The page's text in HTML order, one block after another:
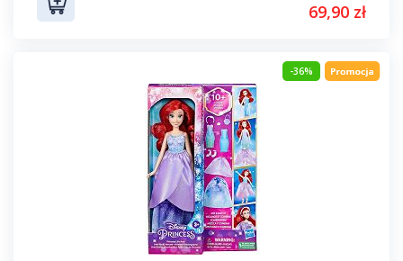
69,90 zł
-36%